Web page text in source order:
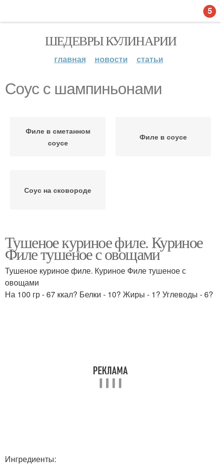
ШЕДЕВРЫ КУЛИНАРИИ
главная новости статьи
Соус с шампиньонами
Филе в сметанном
соусе
Филе в соусе
Соус на сковороде
Тушеное куриное филе. Куриное
Филе тушеное с овощами
Тушеное куриное филе. Куриное Филе тушеное с
овощами
На 100 гр - 67 ккал? Белки - 10? Жиры - 1? Углеводы - 6?
Ингредиенты:
5